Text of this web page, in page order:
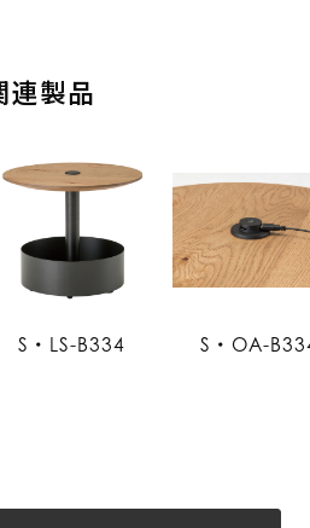
連製品
S・LS-B334 S・OA-